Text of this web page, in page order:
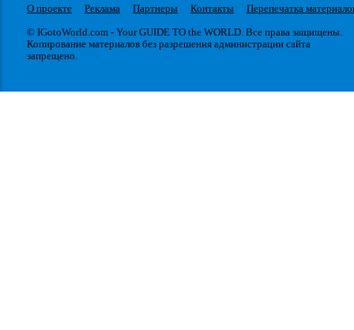
О проекте Реклама Партнеры Контакты
Перепечатка
© IGotoWorld.com - Your GUIDE TO the WORLD. Все права защищены.
Копирование материалов без разрешения администрации сайта
запрещено.